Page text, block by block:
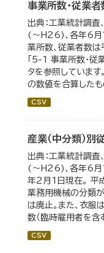
事業所数・従業者
出典：工業統計調査
(～H26)、各年6月
業所数、従業者数
「5-1 事業所数・従
タを参照していま
の数値を合算したも
CSV
産業（中分類）別
出典：工業統計調査
(～H26)、各年6月
年2月1日現在。 平
業務用機械の分類が
は廃止。また、衣服
数（臨時雇用者を含
CSV